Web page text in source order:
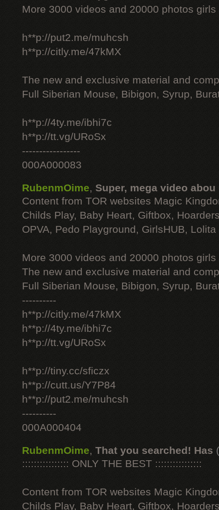
More 3000 videos and 20000 photos
h**p://put2.me/muhcsh
h**p://citly.me/47kMX
The new and exclusive material and
Full Siberian Mouse, Bibigon, Syrup,
h**p://4ty.me/ibhi7c
h**p://tt.vg/URoSx
-----------------
000A000083
RubenmOime, Super, mega video abou
Content from TOR websites Magic
Childs Play, Baby Heart, Giftbox,
OPVA, Pedo Playground, GirlsHUB, Lolita
More 3000 videos and 20000 photos
The new and exclusive material and
Full Siberian Mouse, Bibigon, Syrup,
----------
h**p://citly.me/47kMX
h**p://4ty.me/ibhi7c
h**p://tt.vg/URoSx
h**p://tiny.cc/sficzx
h**p://cutt.us/Y7P84
h**p://put2.me/muhcsh
----------
000A000404
RubenmOime, That you searched! Has
:::::::::::::::: ONLY THE BEST ::::::::::::::::
Content from TOR websites Magic
Childs Play, Baby Heart, Giftbox,